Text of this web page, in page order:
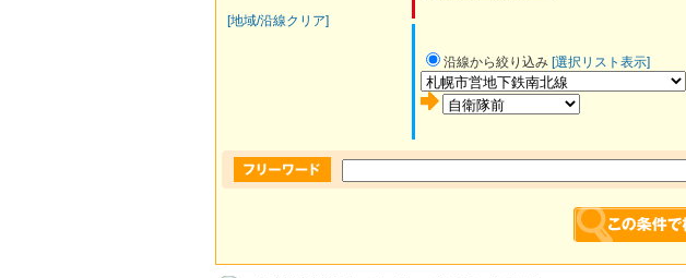
[地域/沿線クリア]
沿線から絞り込み [選択リスト表示]